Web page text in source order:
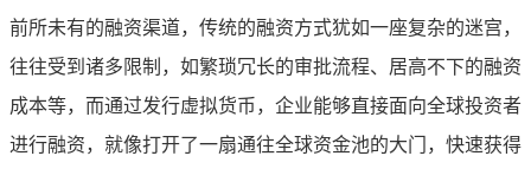
前所未有的融资渠道，传统的融资方式犹如一座复杂的迷宫，
往往受到诸多限制，如繁琐冗长的审批流程、居高不下的融资
成本等，而通过发行虚拟货币，企业能够直接面向全球投资者
进行融资，就像打开了一扇通往全球资金池的大门，快速获得